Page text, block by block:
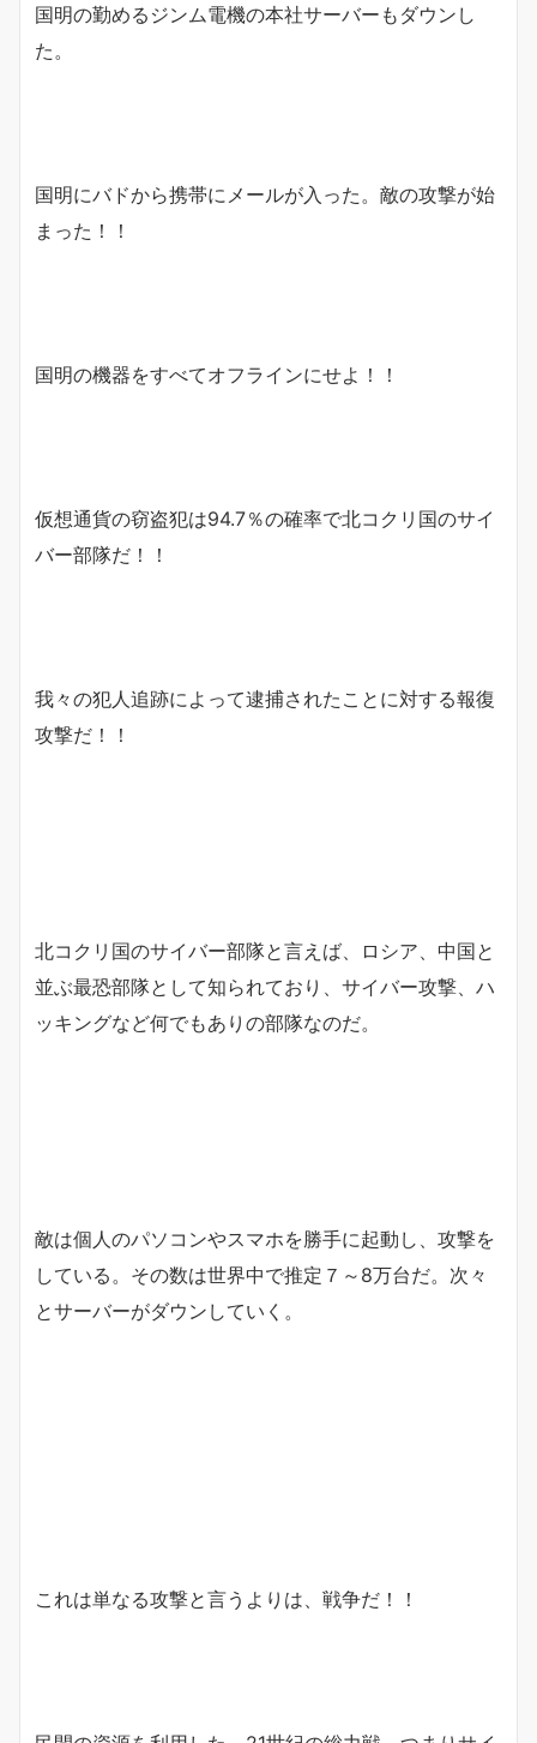
国明の勤めるジンム電機の本社サーバーもダウンし
た。
国明にバドから携帯にメールが入った。敵の攻撃が始
まった！！
国明の機器をすべてオフラインにせよ！！
仮想通貨の窃盗犯は94.7％の確率で北コクリ国のサイ
バー部隊だ！！
我々の犯人追跡によって逮捕されたことに対する報復
攻撃だ！！
北コクリ国のサイバー部隊と言えば、ロシア、中国と
並ぶ最恐部隊として知られており、サイバー攻撃、ハ
ッキングなど何でもありの部隊なのだ。
敵は個人のパソコンやスマホを勝手に起動し、攻撃を
している。その数は世界中で推定７～8万台だ。次々
とサーバーがダウンしていく。
これは単なる攻撃と言うよりは、戦争だ！！